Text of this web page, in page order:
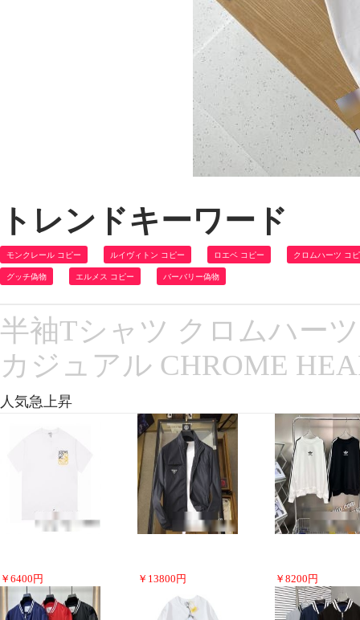
トレンドキーワード
モンクレール コピー ルイヴィトン コピー ロエベ コピー クロムハーツ コ
グッチ偽物 エルメス コピー バーバリー偽物
半袖Tシャツ クロムハー
カジュアル CHROME
人気急上昇
￥ 6400 円 ￥ 13800 円 ￥ 8200 円